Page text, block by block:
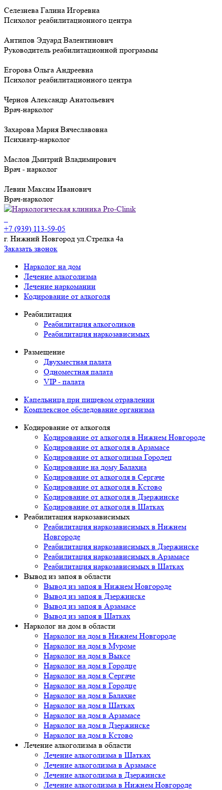
Селезнева Галина Игоревна
Психолог реабилитационного центра
Антипов Эдуард Валентинович
Руководитель реабилитационной программы
Егорова Ольга Андреевна
Психолог реабилитационного центра
Чернов Александр Анатольевич
Врач-нарколог
Захарова Мария Вячеславовна
Психиатр-нарколог
Маслов Дмитрий Владимирович
Врач - нарколог
Левин Максим Иванович
Врач-нарколог
+7 (939) 113-59-05
г. Нижний Новгород ул.Стрелка 4а
Заказать звонок
Нарколог на дом
Лечение алкоголизма
Лечение наркомании
Кодирование от алкоголя
Реабилитация
Реабилитация алкоголиков
Реабилитация наркозависимых
Размещение
Двухместная палата
Одноместная палата
VIP - палата
Капельница при пищевом отравлении
Комплексное обследование организма
Кодирование от алкоголя
Кодирование от алкоголя в Нижнем Новгороде
Кодирование от алкоголя в Арзамасе
Кодирование от алкоголизма Городец
Кодирование на дому Балахна
Кодирование от алкоголя в Сергаче
Кодирование от алкоголя в Кстово
Кодирование от алкоголя в Дзержинске
Кодирование от алкоголя в Шатках
Реабилитация наркозависимых
Реабилитация наркозависимых в Нижнем
Новгороде
Реабилитация наркозависимых в Дзержинске
Реабилитация наркозависимых в Арзамасе
Реабилитация наркозависимых в Шатках
Вывод из запоя в области
Вывод из запоя в Нижнем Новгороде
Вывод из запоя в Дзержинске
Вывод из запоя в Арзамасе
Вывод из запоя в Шатках
Нарколог на дом в области
Нарколог на дом в Нижнем Новгороде
Нарколог на дом в Муроме
Нарколог на дом в Выксе
Нарколог на дом в Городце
Нарколог на дом в Сергаче
Нарколог на дом в Городце
Нарколог на дом в Балахне
Нарколог на дом в Шатках
Нарколог на дом в Арзамасе
Нарколог на дом в Дзержинске
Нарколог на дом в Кстово
Лечение алкоголизма в области
Лечение алкоголизма в Шатках
Лечение алкоголизма в Арзамасе
Лечение алкоголизма в Дзержинске
Лечение алкоголизма в Нижнем Новгороде